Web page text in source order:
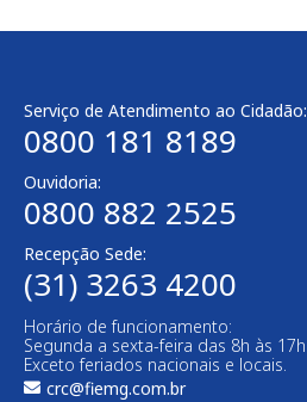
Serviço de Atendimento ao Cidadão:
0800 181 8189
Ouvidoria:
0800 882 2525
Recepção Sede:
(31) 3263 4200
Horário de funcionamento:
Segunda a sexta-feira das 8h às 17h
Exceto feriados nacionais e locais.
crc@fiemg.com.br